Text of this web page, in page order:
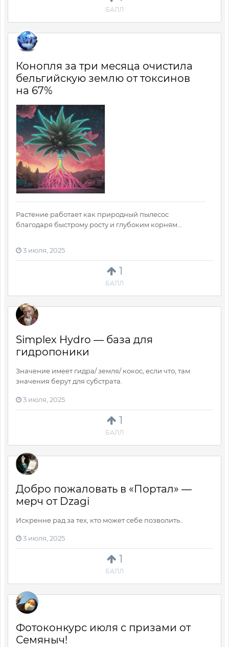
БАЛЛ
1
БАЛЛ
Конопля за три месяца очистила
бельгийскую землю от токсинов
на 67%
Растение работает как природный пылесос
благодаря быстрому росту и глубоким корням...
3 июля, 2025
1
БАЛЛ
Simplex Hydro — база для
гидропоники
Значение имеет гидра/ земля/ кокос, если что, там
значения берут для субстрата.
3 июля, 2025
1
БАЛЛ
Добро пожаловать в «Портал» —
мерч от Dzagi
Искренне рад за тех, кто может себе позволить..
3 июля, 2025
Фотоконкурс июля с призами от
Семяныч!